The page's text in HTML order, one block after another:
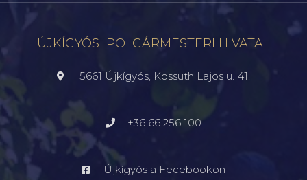
ÚJKÍGYÓSI POLGÁRMESTERI HIVATAL
5661 Újkígyós, Kossuth Lajos u. 41.
+36 66 256 100
Újkígyós a Fecebookon